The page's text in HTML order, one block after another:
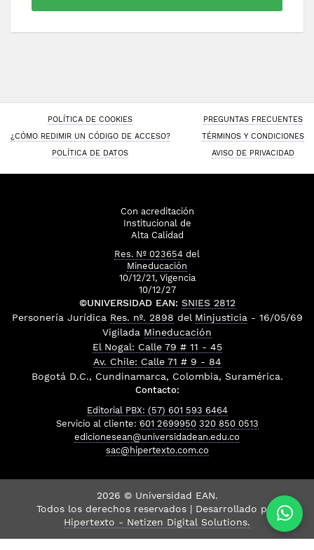
POLÍTICA DE COOKIES
PREGUNTAS FRECUENTES
¿CÓMO REDIMIR UN CÓDIGO DE ACCESO?
TÉRMINOS Y CONDICIONES
POLÍTICA DE DATOS
AVISO DE PRIVACIDAD
Con acreditación
Institucional de
Alta Calidad
Res. Nº 023654 del
Mineducación
10/12/21, Vigencia
10/12/27
©UNIVERSIDAD EAN: SNIES 2812
Personería Jurídica Res. nº. 2898 del Minjusticia - 16/05/69
Vigilada Mineducación
El Nogal: Calle 79 # 11 - 45
Av. Chile: Calle 71 # 9 - 84
Bogotá D.C., Cundinamarca, Colombia, Suramérica.
Contacto:
Editorial PBX: (57) 601 593 6464
Servicio al cliente: 601 2699950 320 850 0513
edicionesean@universidadean.edu.co
sac@hipertexto.com.co
2026 © Universidad EAN.
Todos los derechos reservados | Desarrollado por
Hipertexto - Netizen Digital Solutions.